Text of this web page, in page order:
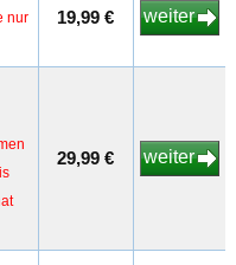
nur
19,99 € weiter
29,99 € weiter